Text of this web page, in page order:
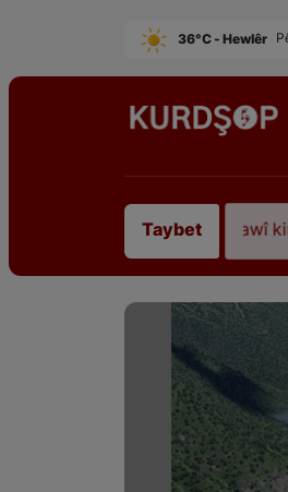
36°C - Hewlêr
Taybet
koça dawî kir